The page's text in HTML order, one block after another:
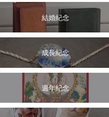
結婚紀念
成長紀念
週年紀念